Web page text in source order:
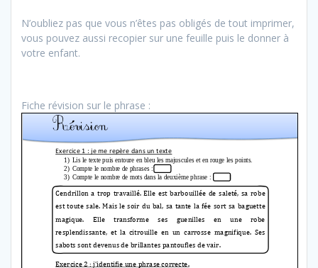
N’oubliez pas que vous n’êtes pas obligés de tout imprimer,
vous pouvez aussi recopier sur une feuille puis le donner à
votre enfant.
Fiche révision sur le phrase :